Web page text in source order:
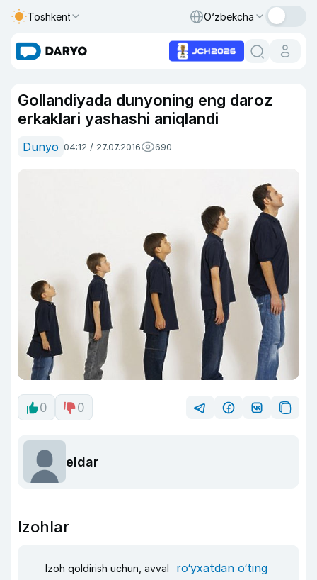
Toshkent O‘zbekcha
Gollandiyada dunyoning eng daroz
erkaklari yashashi aniqlandi
Dunyo 04:12 / 27.07.2016 690
0 0
eldar
Izohlar
Izoh qoldirish uchun, avval ro‘yxatdan o‘ting